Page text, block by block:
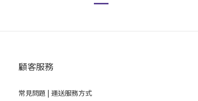
顧客服務
常見問題 | 運送服務方式